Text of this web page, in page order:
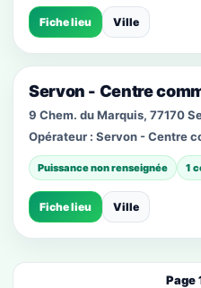
Fiche lieu Ville
Servon - Centre
9 Chem. du Marquis, 77170
Opérateur : Servon - Centre
Puissance non renseignée 1
Fiche lieu Ville
Page